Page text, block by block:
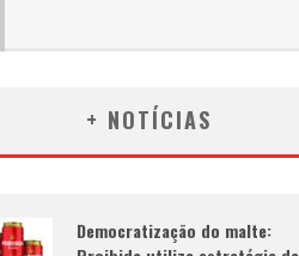
+ NOTÍCIAS
Democratização do malte: